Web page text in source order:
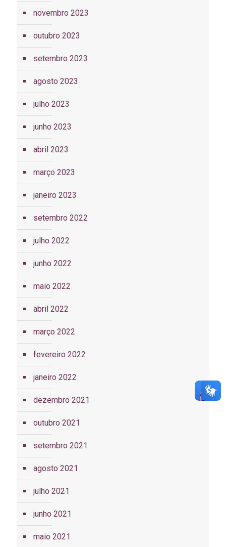
novembro 2023
outubro 2023
setembro 2023
agosto 2023
julho 2023
junho 2023
abril 2023
março 2023
janeiro 2023
setembro 2022
julho 2022
junho 2022
maio 2022
abril 2022
março 2022
fevereiro 2022
janeiro 2022
dezembro 2021
outubro 2021
setembro 2021
agosto 2021
julho 2021
junho 2021
maio 2021